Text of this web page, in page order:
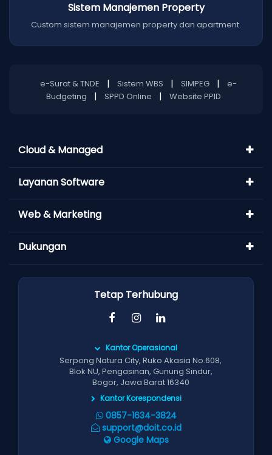
Sistem Manajemen Property
Custom sistem manajemen property dan apartment.
e-Surat & TNDE | Sistem WBS | SIMPEG |
e-
Budgeting
| SPPD Online | Website PPID
Cloud & Managed
Layanan Software
Web & Marketing
Dukungan
Tetap Terhubung
Kantor Operasional
Serpong Natura City, Ruko Akasia No.608,
Blok NU, Pengasinan, Gunung Sindur,
Bogor, Jawa Barat 16340
Kantor Korespondensi
0857-1634-3824
support@doit.co.id
Google Maps